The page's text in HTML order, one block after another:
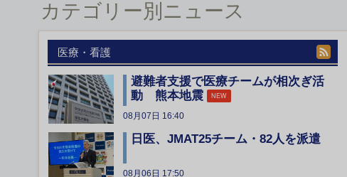
カテゴリー別ニュース
医療・看護
避難者支援で医療チームが相次ぎ活
動 熊本地震
NEW
08月07日 16:40
日医、JMAT25チーム・82人を派遣
08月06日 17:50